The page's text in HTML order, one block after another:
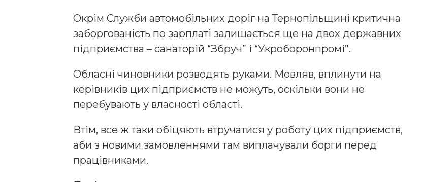
Окрім Служби автомобільних доріг на Тернопільщині критична
заборгованість по зарплаті залишається ще на двох державних
підприємства – санаторій “Збруч” і “Укроборонпромі”.
Обласні чиновники розводять руками. Мовляв, вплинути на
керівників цих підприємств не можуть, оскільки вони не
перебувають у власності області.
Втім, все ж таки обіцяють втручатися у роботу цих підприємств,
аби з новими замовленнями там виплачували борги перед
працівниками.